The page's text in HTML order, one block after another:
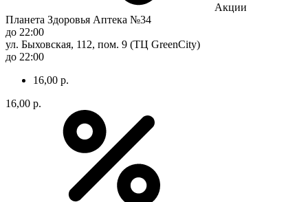
Акции
Планета Здоровья Аптека №34
до 22:00
ул. Быховская, 112, пом. 9 (ТЦ GreenCity)
до 22:00
16,00 р.
16,00 р.